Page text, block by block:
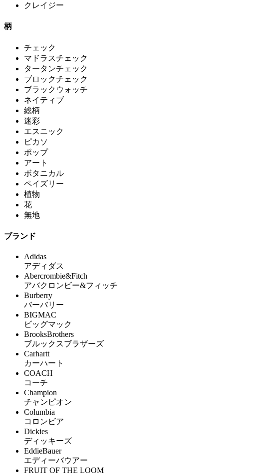
クレイジー
柄
チェック
マドラスチェック
タータンチェック
ブロックチェック
ブラックウォッチ
ネイティブ
総柄
迷彩
エスニック
ピカソ
ポップ
アート
ボタニカル
ペイズリー
植物
花
無地
ブランド
Adidas
アディダス
Abercrombie&Fitch
アバクロンビー&フィッチ
Burberry
バーバリー
BIGMAC
ビッグマック
BrooksBrothers
ブルックスブラザーズ
Carhartt
カーハート
COACH
コーチ
Champion
チャンピオン
Columbia
コロンビア
Dickies
ディッキーズ
EddieBauer
エディーバウアー
FRUIT OF THE LOOM